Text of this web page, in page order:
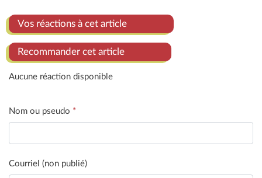
Vos réactions à cet article
Recommander cet article
Aucune réaction disponible
Nom ou pseudo *
Courriel (non publié)